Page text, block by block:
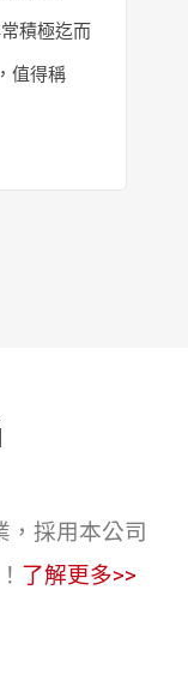
積極迄而
值得稱
採用本公司
了解更多>>